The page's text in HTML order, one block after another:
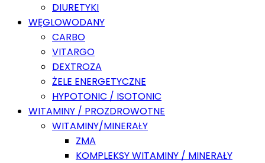
DIURETYKI
WĘGLOWODANY
CARBO
VITARGO
DEXTROZA
ŻELE ENERGETYCZNE
HYPOTONIC / ISOTONIC
WITAMINY / PROZDROWOTNE
WITAMINY/MINERAŁY
ZMA
KOMPLEKSY WITAMINY / MINERAŁY